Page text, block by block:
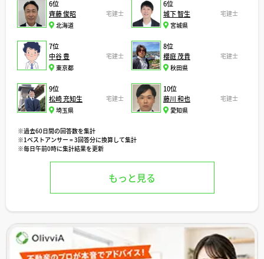
6位
齊藤 俊昭
宅建士
北海道
6位
城下 智生
宅建士
宮城県
7位
中谷 豊
宅建士
東京都
8位
櫻庭 茂貴
宅建士
秋田県
9位
松崎 充知生
宅建士
埼玉県
10位
藤川 和也
宅建士
愛知県
※過去60日間の回答数を集計
※1ベストアンサー = 3回答分に換算して集計
※毎日午前0時に集計結果を更新
もっと見る